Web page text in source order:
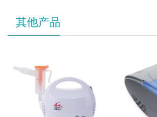
其他产品